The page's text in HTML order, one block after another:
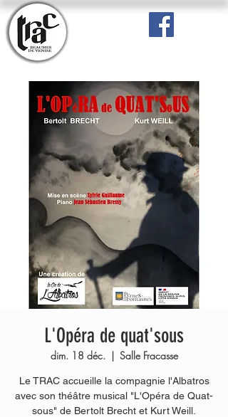
L'Opéra de quat'sous
dim. 18 déc.
  |
Salle Fracasse
Le TRAC accueille la compagnie l'Albatros
avec son théâtre musical "L'Opéra de Quat-
sous" de Bertolt Brecht et Kurt Weill.